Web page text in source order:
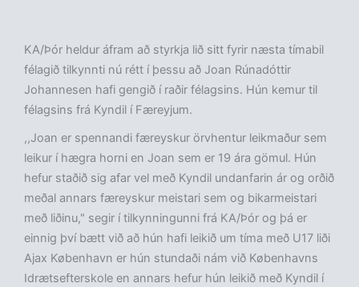
KA/Þór heldur áfram að styrkja lið sitt fyrir næsta tímabil
félagið tilkynnti nú rétt í þessu að Joan Rúnadóttir
Johannesen hafi gengið í raðir félagsins. Hún kemur til
félagsins frá Kyndil í Færeyjum.
,,Joan er spennandi færeyskur örvhentur leikmaður sem
leikur í hægra horni en Joan sem er 19 ára gömul. Hún
hefur staðið sig afar vel með Kyndil undanfarin ár og orðið
meðal annars færeyskur meistari sem og bikarmeistari
með liðinu," segir í tilkynningunni frá KA/Þór og þá er
einnig því bætt við að hún hafi leikið um tíma með U17 liði
Ajax København er hún stundaði nám við Københavns
Idrætsefterskole en annars hefur hún leikið með Kyndil í